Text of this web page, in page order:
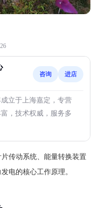
咨询 进店
立于上海嘉定，专营
，技术权威，服务多
传动系统、能量转换装置
电的核心工作原理。